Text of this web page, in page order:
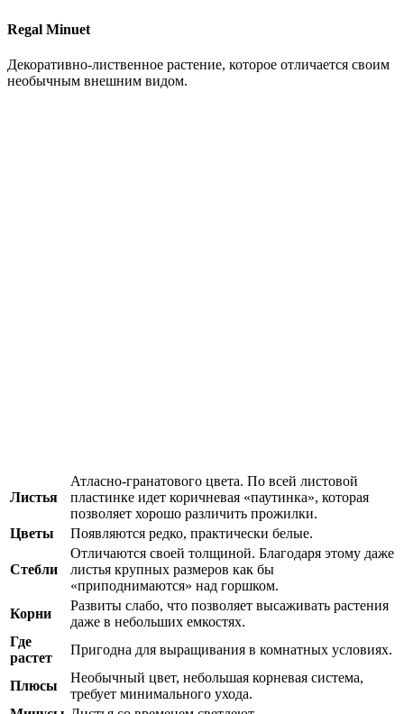
Regal Minuet
Декоративно-лиственное растение, которое отличается своим
необычным внешним видом.
Листья
Атласно-гранатового цвета. По всей листовой
пластинке идет коричневая «паутинка», которая
позволяет хорошо различить прожилки.
Цветы
Появляются редко, практически белые.
Стебли
Отличаются своей толщиной. Благодаря этому даже
листья крупных размеров как бы
«приподнимаются» над горшком.
Корни
Развиты слабо, что позволяет высаживать растения
даже в небольших емкостях.
Где
растет
Пригодна для выращивания в комнатных условиях.
Плюсы
Необычный цвет, небольшая корневая система,
требует минимального ухода.